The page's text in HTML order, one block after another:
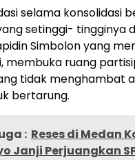
selama konsolidasi
setinggi- tingginya
Simbolon yang
membuka ruang
tidak menghambat
bertarung.
: Reses di Medan
Janji Perjuangkan